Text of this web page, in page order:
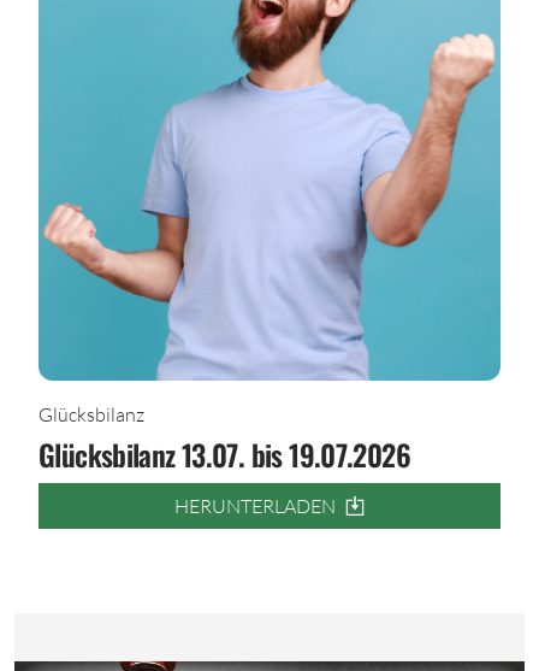
Glücksbilanz
Glücksbilanz 13.07. bis 19.07.2026
HERUNTERLADEN